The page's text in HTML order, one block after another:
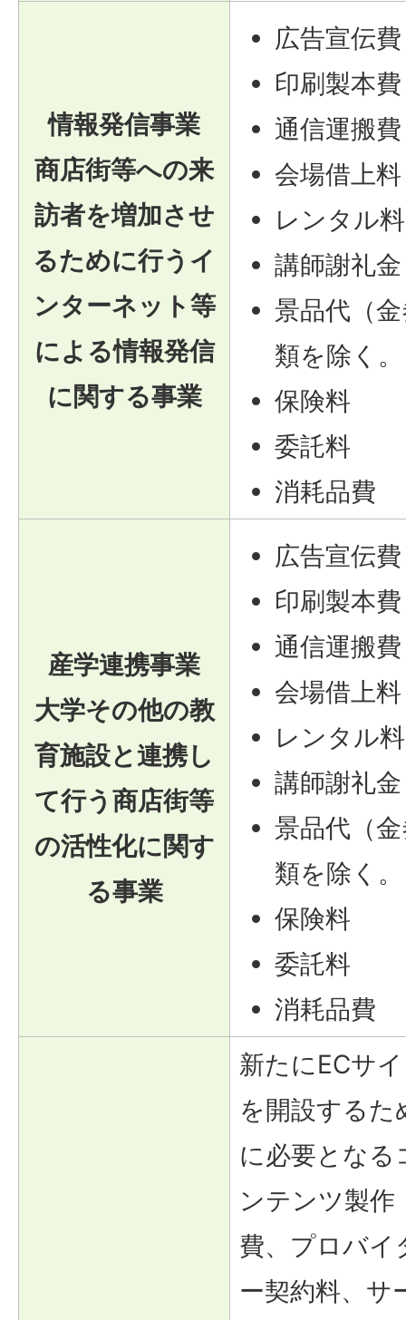
情報発信事業
商店街等への来
訪者を増加させ
るために行うイ
ンターネット等
による情報発信
に関する事業
広告宣伝費
印刷製本費
通信運搬費
会場借上料
レンタル料
講師謝礼金
景品代（
類を除く
保険料
委託料
消耗品費
産学連携事業
大学その他の教
育施設と連携し
て行う商店街等
の活性化に関す
る事業
広告宣伝費
印刷製本費
通信運搬費
会場借上料
レンタル料
講師謝礼金
景品代（
類を除く
保険料
委託料
消耗品費
新たにECサ
を開設するた
に必要となる
ンテンツ製作
費、プロバイ
ー契約料、サ